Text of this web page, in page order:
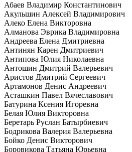
Абаев Владимир Константинович
Акульшин Алексей Владимирович
Алеко Елена Викторовна
Алманова Эврика Владимировна
Андреева Елена Дмитриевна
Антинян Карен Дмитриевич
Антипова Юлия Николаевна
Антошин Дмитрий Валерьевич
Аристов Дмитрий Сергеевич
Артамонов Денис Андреевич
Асташкин Павел Вячеславович
Батурина Ксения Игоревна
Белая Юлия Викторовна
Беретарь Руслан Батырбиевич
Бодрикова Валерия Валерьевна
Бойко Денис Викторович
Боровикова Татьяна Юрьевна